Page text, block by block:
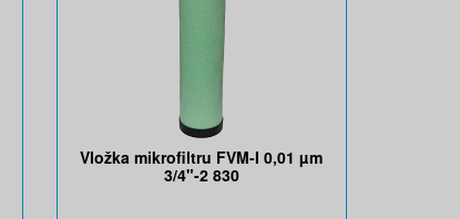
Vložka mikrofiltru FVM-I 0,01 µm
3/4"-2 830